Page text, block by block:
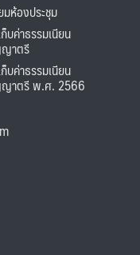
ห้องประชุม
ค่าธรรมเนียน
ญาตรี
ค่าธรรมเนียน
ญาตรี พ.ศ. 2566